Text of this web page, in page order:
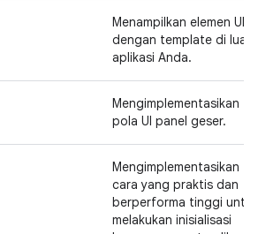
Menampilkan elemen UI
dengan template di luar
aplikasi Anda.
Mengimplementasikan
pola UI panel geser.
Mengimplementasikan
cara yang praktis dan
berperforma tinggi untuk
melakukan inisialisasi